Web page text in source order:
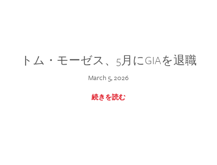
トム・モーゼス、5月にGIAを退職
March 5, 2026
続きを読む